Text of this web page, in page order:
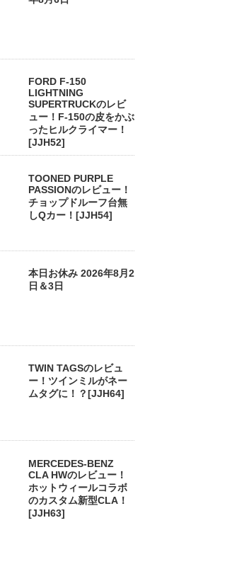
FORD F-150
LIGHTNING
SUPERTRUCKのレビ
ュー！F-150の皮をかぶ
ったヒルクライマー！
[JJH52]
TOONED PURPLE
PASSIONのレビュー！
チョップドルーフ台無
しQカー！[JJH54]
本日お休み 2026年8月2
日＆3日
TWIN TAGSのレビュ
ー！ツインミルがネー
ムタグに！？[JJH64]
MERCEDES-BENZ
CLA HWのレビュー！
ホットウィールコラボ
のカスタム新型CLA！
[JJH63]